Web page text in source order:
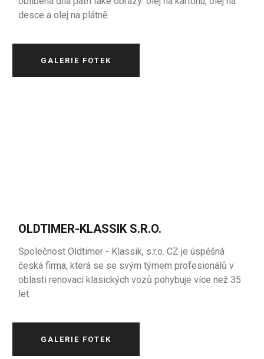
desce a olej na plátně.
GALERIE FOTEK
OLDTIMER-KLASSIK S.R.O.
Společnost Oldtimer - Klassik, s.r.o. CZ je úspěšná
česká firma, která se se svým týmem profesionálů v
oblasti renovací klasických vozů pohybuje více než 35
let.
GALERIE FOTEK